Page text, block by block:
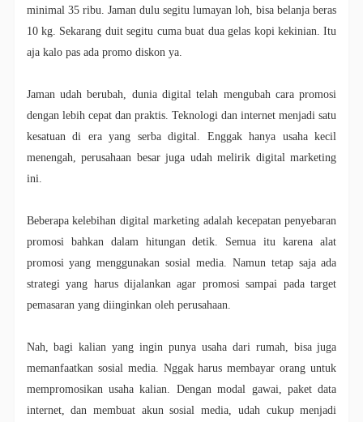
minimal 35 ribu. Jaman dulu segitu lumayan loh, bisa belanja beras
10 kg. Sekarang duit segitu cuma buat dua gelas kopi kekinian. Itu
aja kalo pas ada promo diskon ya.
Jaman udah berubah, dunia digital telah mengubah cara promosi
dengan lebih cepat dan praktis. Teknologi dan internet menjadi satu
kesatuan di era yang serba digital. Enggak hanya usaha kecil
menengah, perusahaan besar juga udah melirik digital marketing
ini.
Beberapa kelebihan digital marketing adalah kecepatan penyebaran
promosi bahkan dalam hitungan detik. Semua itu karena alat
promosi yang menggunakan sosial media. Namun tetap saja ada
strategi yang harus dijalankan agar promosi sampai pada target
pemasaran yang diinginkan oleh perusahaan.
Nah, bagi kalian yang ingin punya usaha dari rumah, bisa juga
memanfaatkan sosial media. Nggak harus membayar orang untuk
mempromosikan usaha kalian. Dengan modal gawai, paket data
internet, dan membuat akun sosial media, udah cukup menjadi